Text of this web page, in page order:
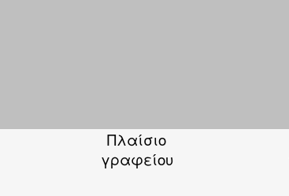
Πλαίσιο
γραφείου